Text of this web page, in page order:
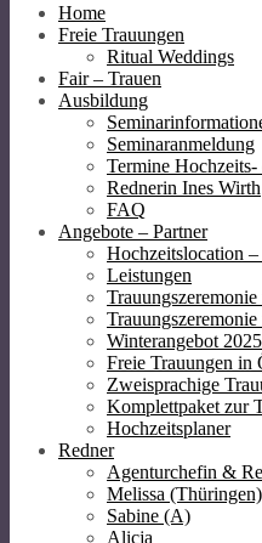
Home
Freie Trauungen
Ritual Weddings
Fair – Trauen
Ausbildung
Seminaranmeldung
Termine
Rednerin Ines Wirth
FAQ
Angebote – Partner
Hochzeitslocation
Leistungen
Winterangebot
Freie Trauungen in
Zweisprachige
Komplettpaket zur
Hochzeitsplaner
Redner
Agenturchefin &
Melissa (Thüringen)
Sabine (A)
Alicja